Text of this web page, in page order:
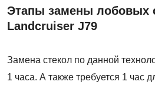
Этапы замены лобовых
Landcruiser J79
Замена стекол по данной
1 часа. А также требуется 1 час